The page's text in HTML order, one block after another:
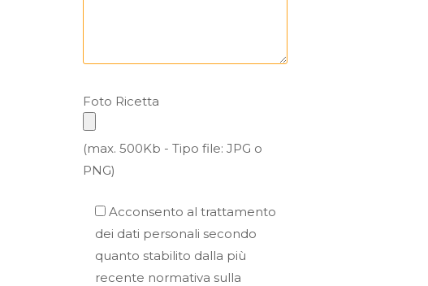
Foto Ricetta
(max. 500Kb - Tipo file: JPG o
PNG)
Acconsento al trattamento
dei dati personali secondo
quanto stabilito dalla più
recente normativa sulla